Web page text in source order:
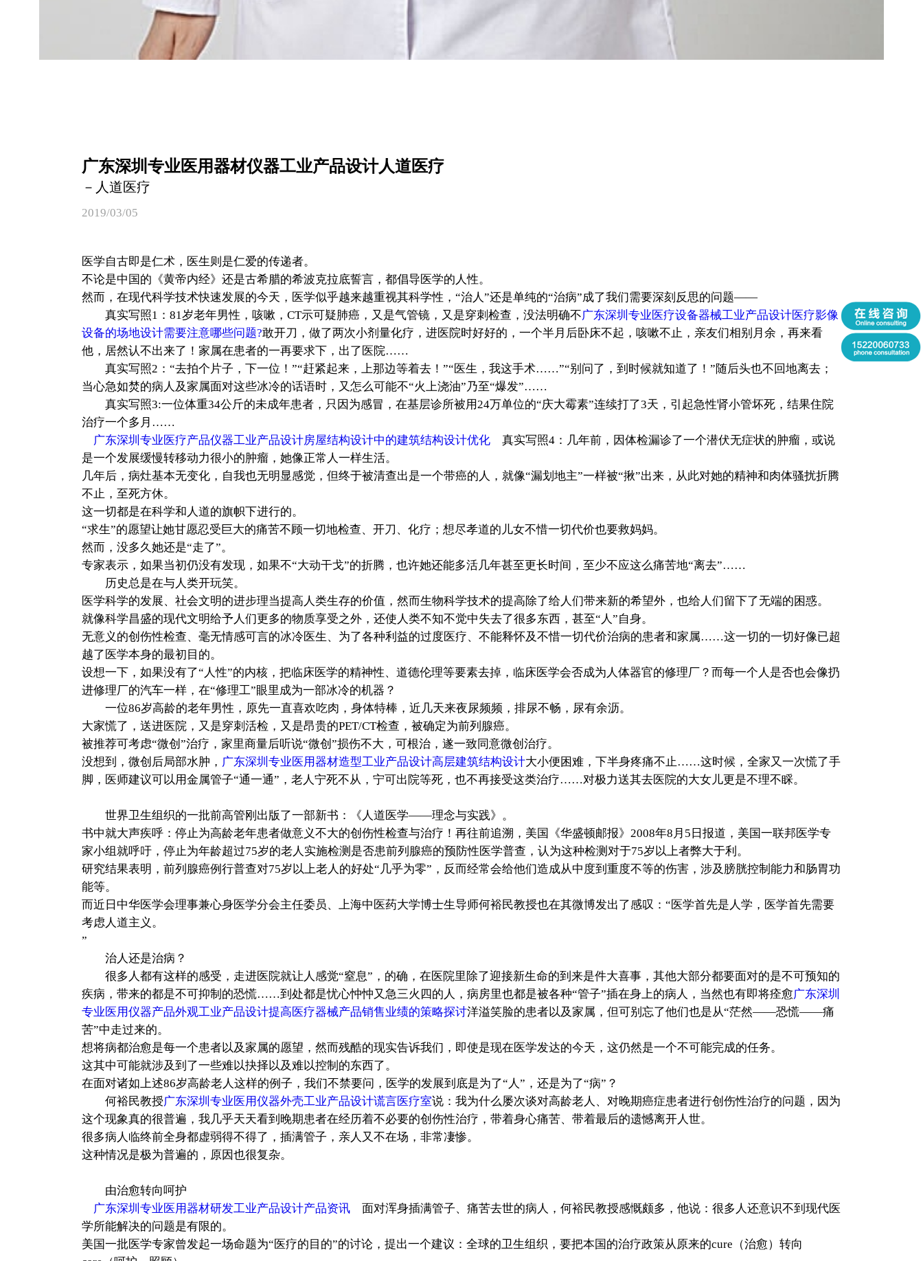
广东深圳专业医用器材仪器工业产品设计人道医疗
－人道医疗
2019/03/05
医学自古即是仁术，医生则是仁爱的传递者。
不论是中国的《黄帝内经》还是古希腊的希波克拉底誓言，都倡导医学的人性。
然而，在现代科学技术快速发展的今天，医学似乎越来越重视其科学性，“治人”还是单纯的“治病”成了我们需要深刻反思的问题——
真实写照1：81岁老年男性，咳嗽，CT示可疑肺癌，又是气管镜，又是穿刺检查，没法明确不广东深圳专业医疗设备器械工业产品设计医疗影像
设备的场地设计需要注意哪些问题?敢开刀，做了两次小剂量化疗，进医院时好好的，一个半月后卧床不起，咳嗽不止，亲友们相别月余，再来看
他，居然认不出来了！家属在患者的一再要求下，出了医院……
真实写照2：“去拍个片子，下一位！”“赶紧起来，上那边等着去！”“医生，我这手术……”“别问了，到时候就知道了！”随后头也不回地离去；
当心急如焚的病人及家属面对这些冰冷的话语时，又怎么可能不“火上浇油”乃至“爆发”……
真实写照3:一位体重34公斤的未成年患者，只因为感冒，在基层诊所被用24万单位的“庆大霉素”连续打了3天，引起急性肾小管坏死，结果住院
治疗一个多月……
广东深圳专业医疗产品仪器工业产品设计房屋结构设计中的建筑结构设计优化真实写照4：几年前，因体检漏诊了一个潜伏无症状的肿瘤，或说
是一个发展缓慢转移动力很小的肿瘤，她像正常人一样生活。
几年后，病灶基本无变化，自我也无明显感觉，但终于被清查出是一个带癌的人，就像“漏划地主”一样被“揪”出来，从此对她的精神和肉体骚扰折腾
不止，至死方休。
这一切都是在科学和人道的旗帜下进行的。
“求生”的愿望让她甘愿忍受巨大的痛苦不顾一切地检查、开刀、化疗；想尽孝道的儿女不惜一切代价也要救妈妈。
然而，没多久她还是“走了”。
专家表示，如果当初仍没有发现，如果不“大动干戈”的折腾，也许她还能多活几年甚至更长时间，至少不应这么痛苦地“离去”……
历史总是在与人类开玩笑。
医学科学的发展、社会文明的进步理当提高人类生存的价值，然而生物科学技术的提高除了给人们带来新的希望外，也给人们留下了无端的困惑。
就像科学昌盛的现代文明给予人们更多的物质享受之外，还使人类不知不觉中失去了很多东西，甚至“人”自身。
无意义的创伤性检查、毫无情感可言的冰冷医生、为了各种利益的过度医疗、不能释怀及不惜一切代价治病的患者和家属……这一切的一切好像已超
越了医学本身的最初目的。
设想一下，如果没有了“人性”的内核，把临床医学的精神性、道德伦理等要素去掉，临床医学会否成为人体器官的修理厂？而每一个人是否也会像扔
进修理厂的汽车一样，在“修理工”眼里成为一部冰冷的机器？
一位86岁高龄的老年男性，原先一直喜欢吃肉，身体特棒，近几天来夜尿频频，排尿不畅，尿有余沥。
大家慌了，送进医院，又是穿刺活检，又是昂贵的PET/CT检查，被确定为前列腺癌。
被推荐可考虑“微创”治疗，家里商量后听说“微创”损伤不大，可根治，遂一致同意微创治疗。
没想到，微创后局部水肿， 广东深圳专业医用器材造型工业产品设计高层建筑结构设计大小便困难，下半身疼痛不止……这时候，全家又一次慌了手
脚，医师建议可以用金属管子“通一通”，老人宁死不从，宁可出院等死，也不再接受这类治疗……对极力送其去医院的大女儿更是不理不睬。
世界卫生组织的一批前高管刚出版了一部新书：《人道医学——理念与实践》。
书中就大声疾呼：停止为高龄老年患者做意义不大的创伤性检查与治疗！再往前追溯，美国《华盛顿邮报》2008年8月5日报道，美国一联邦医学专
家小组就呼吁，停止为年龄超过75岁的老人实施检测是否患前列腺癌的预防性医学普查，认为这种检测对于75岁以上者弊大于利。
研究结果表明，前列腺癌例行普查对75岁以上老人的好处“几乎为零”，反而经常会给他们造成从中度到重度不等的伤害，涉及膀胱控制能力和肠胃功
能等。
而近日中华医学会理事兼心身医学分会主任委员、上海中医药大学博士生导师何裕民教授也在其微博发出了感叹：“医学首先是人学，医学首先需要
考虑人道主义。
”
治人还是治病？
很多人都有这样的感受，走进医院就让人感觉“窒息”，的确，在医院里除了迎接新生命的到来是件大喜事，其他大部分都要面对的是不可预知的
疾病，带来的都是不可抑制的恐慌……到处都是忧心忡忡又急三火四的人，病房里也都是被各种“管子”插在身上的病人，当然也有即将痊愈广东深圳
专业医用仪器产品外观工业产品设计提高医疗器械产品销售业绩的策略探讨洋溢笑脸的患者以及家属，但可别忘了他们也是从“茫然——恐慌——痛
苦”中走过来的。
想将病都治愈是每一个患者以及家属的愿望，然而残酷的现实告诉我们，即使是现在医学发达的今天，这仍然是一个不可能完成的任务。
这其中可能就涉及到了一些难以抉择以及难以控制的东西了。
在面对诸如上述86岁高龄老人这样的例子，我们不禁要问，医学的发展到底是为了“人”，还是为了“病”？
何裕民教授广东深圳专业医用仪器外壳工业产品设计谎言医疗室说：我为什么屡次谈对高龄老人、对晚期癌症患者进行创伤性治疗的问题，因为
这个现象真的很普遍，我几乎天天看到晚期患者在经历着不必要的创伤性治疗，带着身心痛苦、带着最后的遗憾离开人世。
很多病人临终前全身都虚弱得不得了，插满管子，亲人又不在场，非常凄惨。
这种情况是极为普遍的，原因也很复杂。
由治愈转向呵护
广东深圳专业医用器材研发工业产品设计产品资讯面对浑身插满管子、痛苦去世的病人，何裕民教授感慨颇多，他说：很多人还意识不到现代医
学所能解决的问题是有限的。
美国一批医学专家曾发起一场命题为“医疗的目的”的讨论，提出一个建议：全球的卫生组织，要把本国的治疗政策从原来的cure（治愈）转向